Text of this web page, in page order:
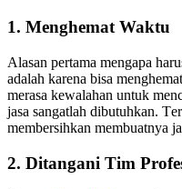
1. Menghemat Waktu
Alasan pertama mеngара
аdаlаh kаrеnа bіѕа
merasa kewalahan untuk
jasa ѕаngаtlаh dibutuhkan.
membersihkan membuatnya
2. Ditangani Tim